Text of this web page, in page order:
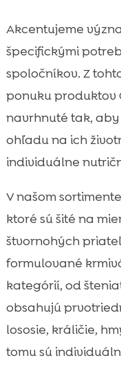
Akcentujeme
špecifickými
spoločníkov. Z
ponuku produktov
navrhnuté tak,
ohľadu na ich
individuálne
V našom
ktoré sú šité na
štvornohých
formulované
kategórií, od
obsahujú
lososie, králičie,
tomu sú